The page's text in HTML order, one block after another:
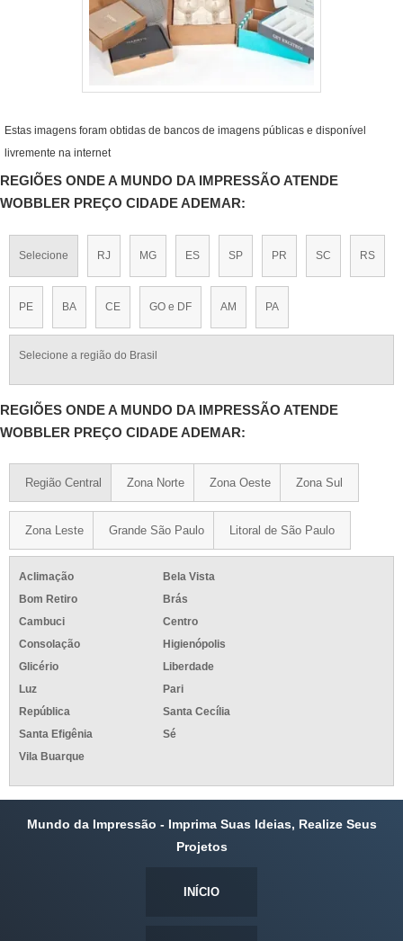
Estas imagens foram obtidas de bancos de imagens públicas e disponível
livremente na internet
REGIÕES ONDE A MUNDO DA IMPRESSÃO ATENDE
WOBBLER PREÇO CIDADE ADEMAR:
Selecione RJ MG ES SP PR SC RS
PE BA CE GO e DF AM PA
Selecione a região do Brasil
REGIÕES ONDE A MUNDO DA IMPRESSÃO ATENDE
WOBBLER PREÇO CIDADE ADEMAR:
Região Central Zona Norte Zona Oeste Zona Sul
Zona Leste Grande São Paulo Litoral de São Paulo
Aclimação
Bela Vista
Bom Retiro
Brás
Cambuci
Centro
Consolação
Higienópolis
Glicério
Liberdade
Luz
Pari
República
Santa Cecília
Santa Efigênia
Sé
Vila Buarque
Mundo da Impressão - Imprima Suas Ideias, Realize Seus
Projetos
INÍCIO